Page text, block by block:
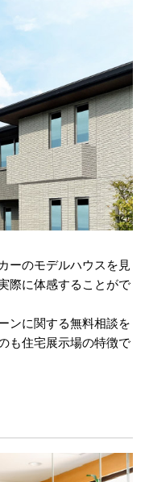
ーのモデルハウスを見
際に体感することがで
ンに関する無料相談を
も住宅展示場の特徴で